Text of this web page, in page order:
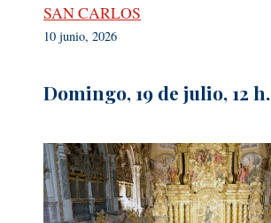
SAN CARLOS
10 junio, 2026
Domingo, 19 de julio, 12 h.